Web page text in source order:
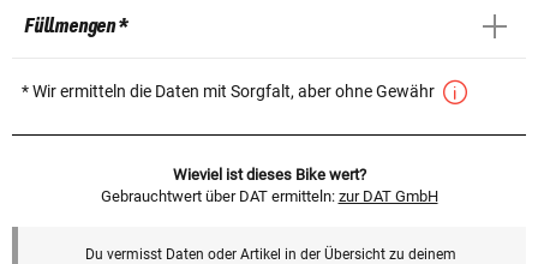
Füllmengen *
* Wir ermitteln die Daten mit Sorgfalt, aber ohne Gewähr
Wieviel ist dieses Bike wert?
Gebrauchtwert über DAT ermitteln: zur DAT GmbH
Du vermisst Daten oder Artikel in der Übersicht zu deinem